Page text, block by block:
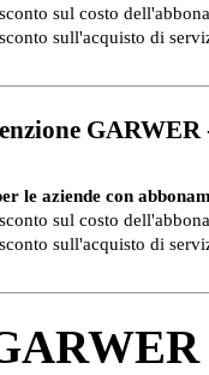
sul costo
sull'acquisto di
le aziende con
sul costo
sull'acquisto di